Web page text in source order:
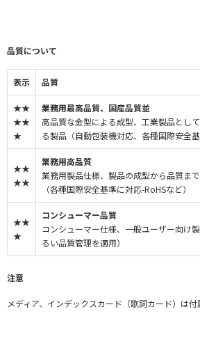
品質について
表示 品質
★★
★★
★
業務用最高品質、国産品質並
高品質な金型による成型、工業製品とし
る製品（自動包装機対応、各種国際安全基
★★
★★
業務用高品質
業務用製品仕様、製品の成型から品質ま
（各種国際安全基準に対応-RoHSなど）
★★
★
コンシューマー品質
コンシューマー仕様、一般ユーザー向け
るい品質管理を適用）
注意
メディア、インデックスカード（歌詞カード）は付